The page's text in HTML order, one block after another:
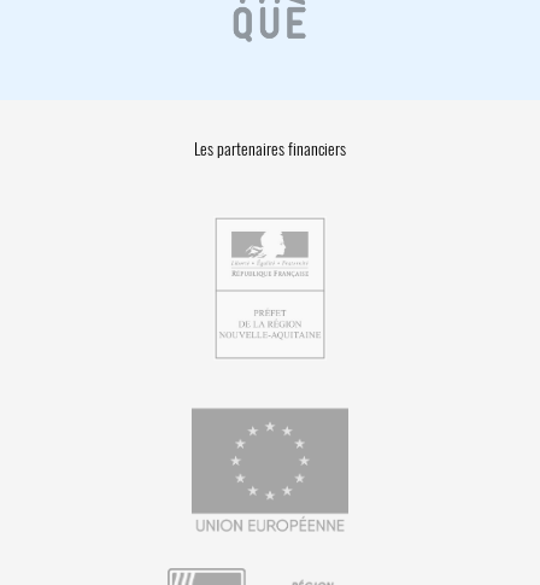
Les partenaires financiers